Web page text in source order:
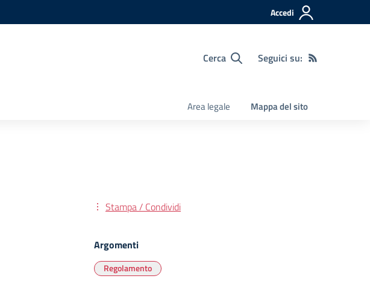
Accedi
Cerca Seguici su:
Area legale Mappa del sito
Stampa / Condividi
Argomenti
Regolamento